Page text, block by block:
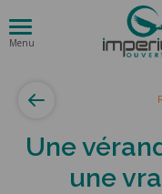
Une
une